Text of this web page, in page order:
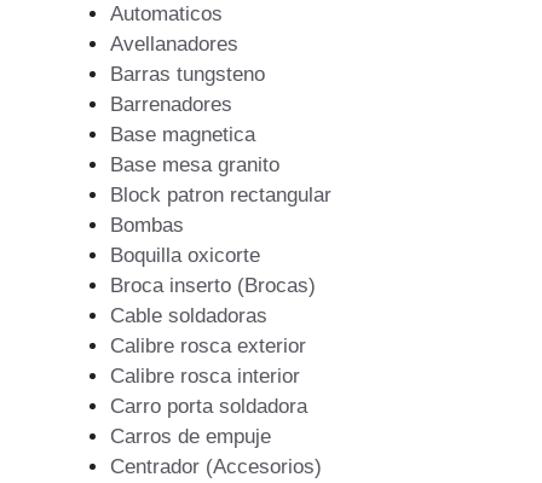
Automaticos
Avellanadores
Barras tungsteno
Barrenadores
Base magnetica
Base mesa granito
Block patron rectangular
Bombas
Boquilla oxicorte
Broca inserto (Brocas)
Cable soldadoras
Calibre rosca exterior
Calibre rosca interior
Carro porta soldadora
Carros de empuje
Centrador (Accesorios)